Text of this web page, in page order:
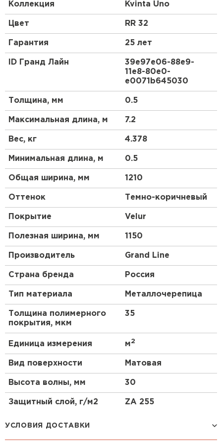
Коллекция Kvinta Uno
Цвет RR 32
Гарантия 25 лет
ID Гранд Лайн
39e97e06-88e9-
11e8-80e0-
e0071b645030
Толщина, мм 0.5
Максимальная длина, м 7.2
Вес, кг 4.378
Минимальная длина, м 0.5
Общая ширина, мм 1210
Оттенок Темно-коричневый
Покрытие Velur
Полезная ширина, мм 1150
Производитель Grand Line
Страна бренда Россия
Тип материала Металлочерепица
Толщина полимерного
покрытия, мкм
35
Единица измерения м2
Вид поверхности Матовая
Высота волны, мм 30
Защитный слой, г/м2 ZA 255
УСЛОВИЯ ДОСТАВКИ